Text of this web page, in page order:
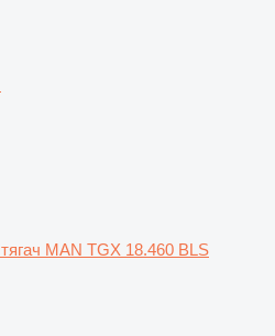
тягач MAN TGX 18.460 BLS